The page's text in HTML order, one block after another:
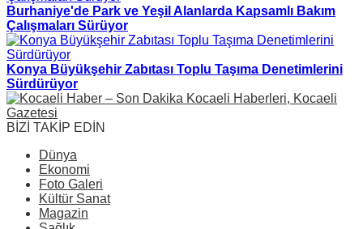
Burhaniye'de Park ve Yeşil Alanlarda Kapsamlı Bakım
Çalışmaları Sürüyor
Konya Büyükşehir Zabıtası Toplu Taşıma Denetimlerini
Sürdürüyor
BİZİ TAKİP EDİN
Dünya
Ekonomi
Foto Galeri
Kültür Sanat
Magazin